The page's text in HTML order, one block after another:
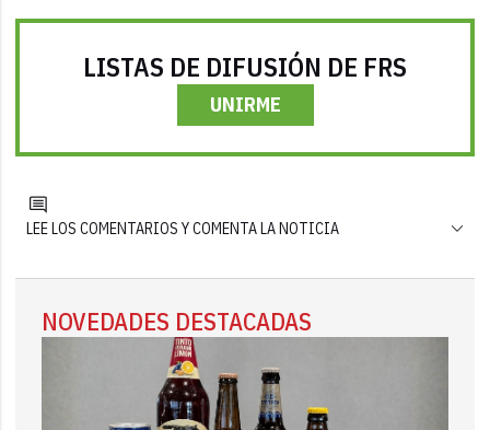
LISTAS DE DIFUSIÓN DE FRS
UNIRME
LEE LOS COMENTARIOS Y COMENTA LA NOTICIA
NOVEDADES DESTACADAS